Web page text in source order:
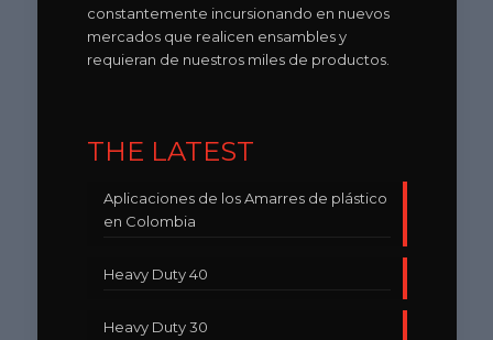
constantemente incursionando en nuevos
mercados que realicen ensambles y
requieran de nuestros miles de productos.
THE LATEST
Aplicaciones de los Amarres de plástico
en Colombia
Heavy Duty 40
Heavy Duty 30